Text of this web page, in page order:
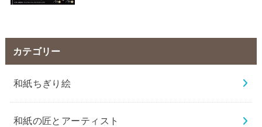
カテゴリー
和紙ちぎり絵
和紙の匠とアーティスト